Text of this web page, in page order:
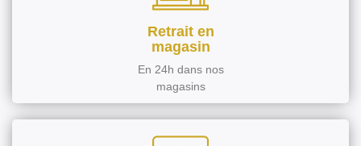
Retrait en
magasin
En 24h dans nos
magasins